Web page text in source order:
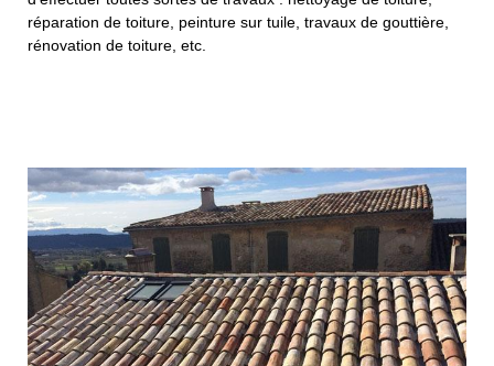
réparation de toiture, peinture sur tuile, travaux de gouttière,
rénovation de toiture, etc.